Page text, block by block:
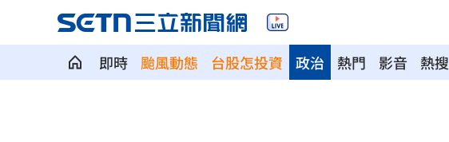
即時 颱風動態 台股怎投資 熱門 影音 熱搜
政治